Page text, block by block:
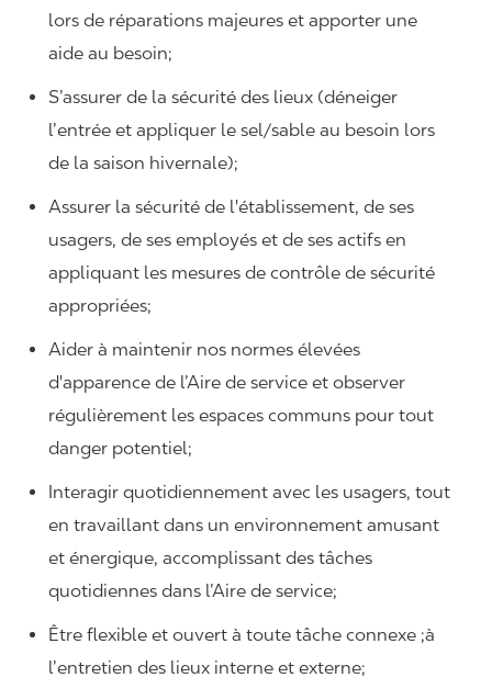
lors de réparations majeures et apporter une
aide au besoin;
S’assurer de la sécurité des lieux (déneiger
l’entrée et appliquer le sel/sable au besoin lors
de la saison hivernale);
Assurer la sécurité de l'établissement, de ses
usagers, de ses employés et de ses actifs en
appliquant les mesures de contrôle de sécurité
appropriées;
Aider à maintenir nos normes élevées
d'apparence de l’Aire de service et observer
régulièrement les espaces communs pour tout
danger potentiel;
Interagir quotidiennement avec les usagers, tout
en travaillant dans un environnement amusant
et énergique, accomplissant des tâches
quotidiennes dans l’Aire de service;
Être flexible et ouvert à toute tâche connexe ;à
l’entretien des lieux interne et externe;